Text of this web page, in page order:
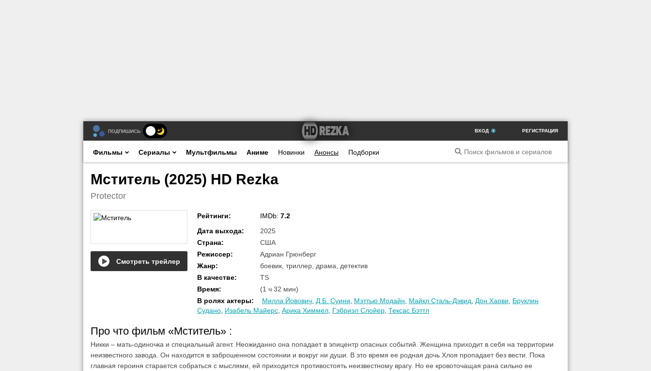
ПОДПИШИСЬ ВХОД РЕГИСТРАЦИЯ
Фильмы Сериалы Мультфильмы Аниме Новинки Анонсы Подборки
Мститель (2025) HD Rezka
Protector
Смотреть трейлер
Рейтинги: IMDb: 7.2
Дата выхода:
2025
Страна:
США
Режиссер:
Адриан Грюнберг
Жанр:
боевик, триллер, драма, детектив
В качестве:
TS
Время:
(1 ч 32 мин)
В ролях актеры: Милла Йовович Д.Б. Суини Мэттью Модайн Майкл Сталь-Дэвид Дон Харви
Бруклин
Судано Изабель Майерс Арика Химмел Гэбриэл Слойер Тексас Бэттл
Про что фильм «Мститель» :
Никки – мать-одиночка и специальный агент. Неожиданно она попадает в эпицентр опасных событий. Женщина приходит в себя на территории
неизвестного завода. Он находится в заброшенном состоянии и вокруг ни души. В это время ее родная дочь Хлоя пропадает без вести. Пока
главная героиня старается собраться с мыслями, ей приходится противостоять неизвестному врагу. Но ее кровоточащая рана сильно ее